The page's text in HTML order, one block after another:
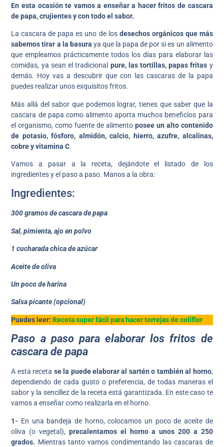
En esta ocasión te vamos a enseñar a hacer fritos de cascara
de papa, crujientes y con todo el sabor.
La cascara de papa es uno de losdesechos orgánicos que más
sabemos tirar a la basura ya que la papa de por si es un alimento
que empleamos prácticamente todos los días para elaborar las
comidas, ya sean el tradicional pure, las tortillas, papas fritas y
demás. Hoy vas a descubrir que con las cascaras de la papa
puedes realizar unos exquisitos fritos.
Más allá del sabor que podemos lograr, tienes que saber que la
cascara de papa como alimento aporta muchos beneficios para
el organismo, como fuente de alimento posee un alto contenido
de potasio, fósforo, almidón, calcio, hierro, azufre, alcalinas,
cobre y vitamina C.
Vamos a pasar a la receta, dejándote el listado de los
ingredientes y el paso a paso. Manos a la obra:
Ingredientes:
300 gramos de cascara de papa
Sal, pimienta, ajo en polvo
1 cucharada chica de azúcar
Aceite de oliva
Un poco de harina
Salsa picante (opcional)
Puedes leer:Receta super fácil para hacer torrejas de coliflor
Paso a paso para elaborar los fritos de
cascara de papa
A esta receta se la puede elaborar al sartén o también al horno,
dependiendo de cada gusto o preferencia, de todas maneras el
sabor y la sencillez de la receta está garantizada. En este caso te
vamos a enseñar como realizarla en el horno.
1- En una bandeja de horno, colocamos un poco de aceite de
oliva (o vegetal), precalentamos el horno a unos 200 a 250
grados. Mientras tanto vamos condimentando las cascaras de